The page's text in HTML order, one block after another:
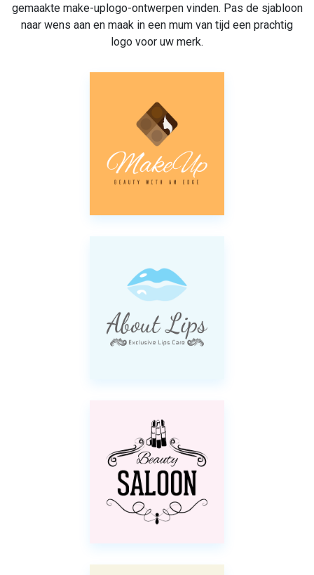
gemaakte make-uplogo-ontwerpen vinden. Pas de sjabloon
naar wens aan en maak in een mum van tijd een prachtig
logo voor uw merk.